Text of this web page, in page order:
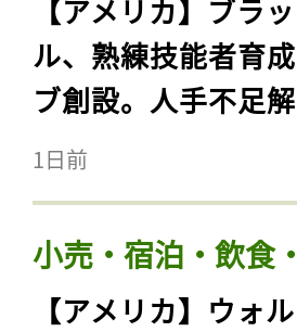
【アメリカ】ブラ
ル、熟練技能者育
ブ創設。人手不足
1日前
小売・宿泊・飲食
【アメリカ】ウォ